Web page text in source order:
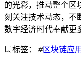
的光彩，推动整个区
刻关注技术动态，不
数字经济时代奉献更
标签： #区块链应用